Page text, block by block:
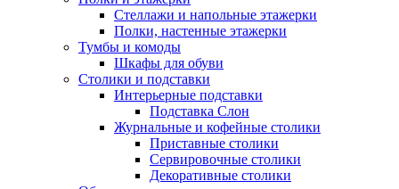
Стеллажи и напольные этажерки
Полки, настенные этажерки
Тумбы и комоды
Шкафы для обуви
Столики и подставки
Интерьерные подставки
Подставка Слон
Журнальные и кофейные столики
Приставные столики
Сервировочные столики
Декоративные столики